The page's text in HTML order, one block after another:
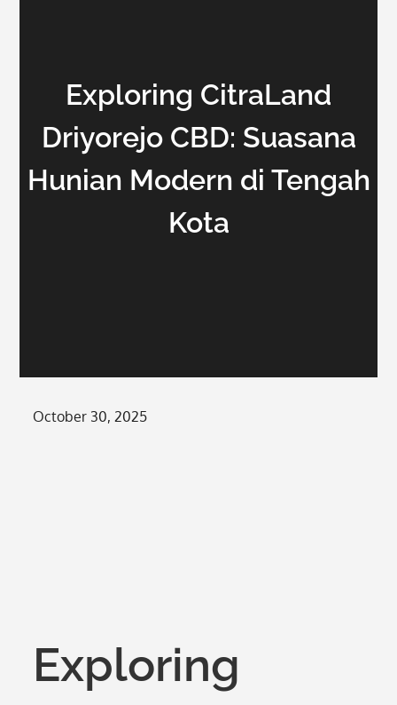
Exploring CitraLand
Driyorejo CBD: Suasana
Hunian Modern di Tengah
Kota
Posted
October 30, 2025
Exploring